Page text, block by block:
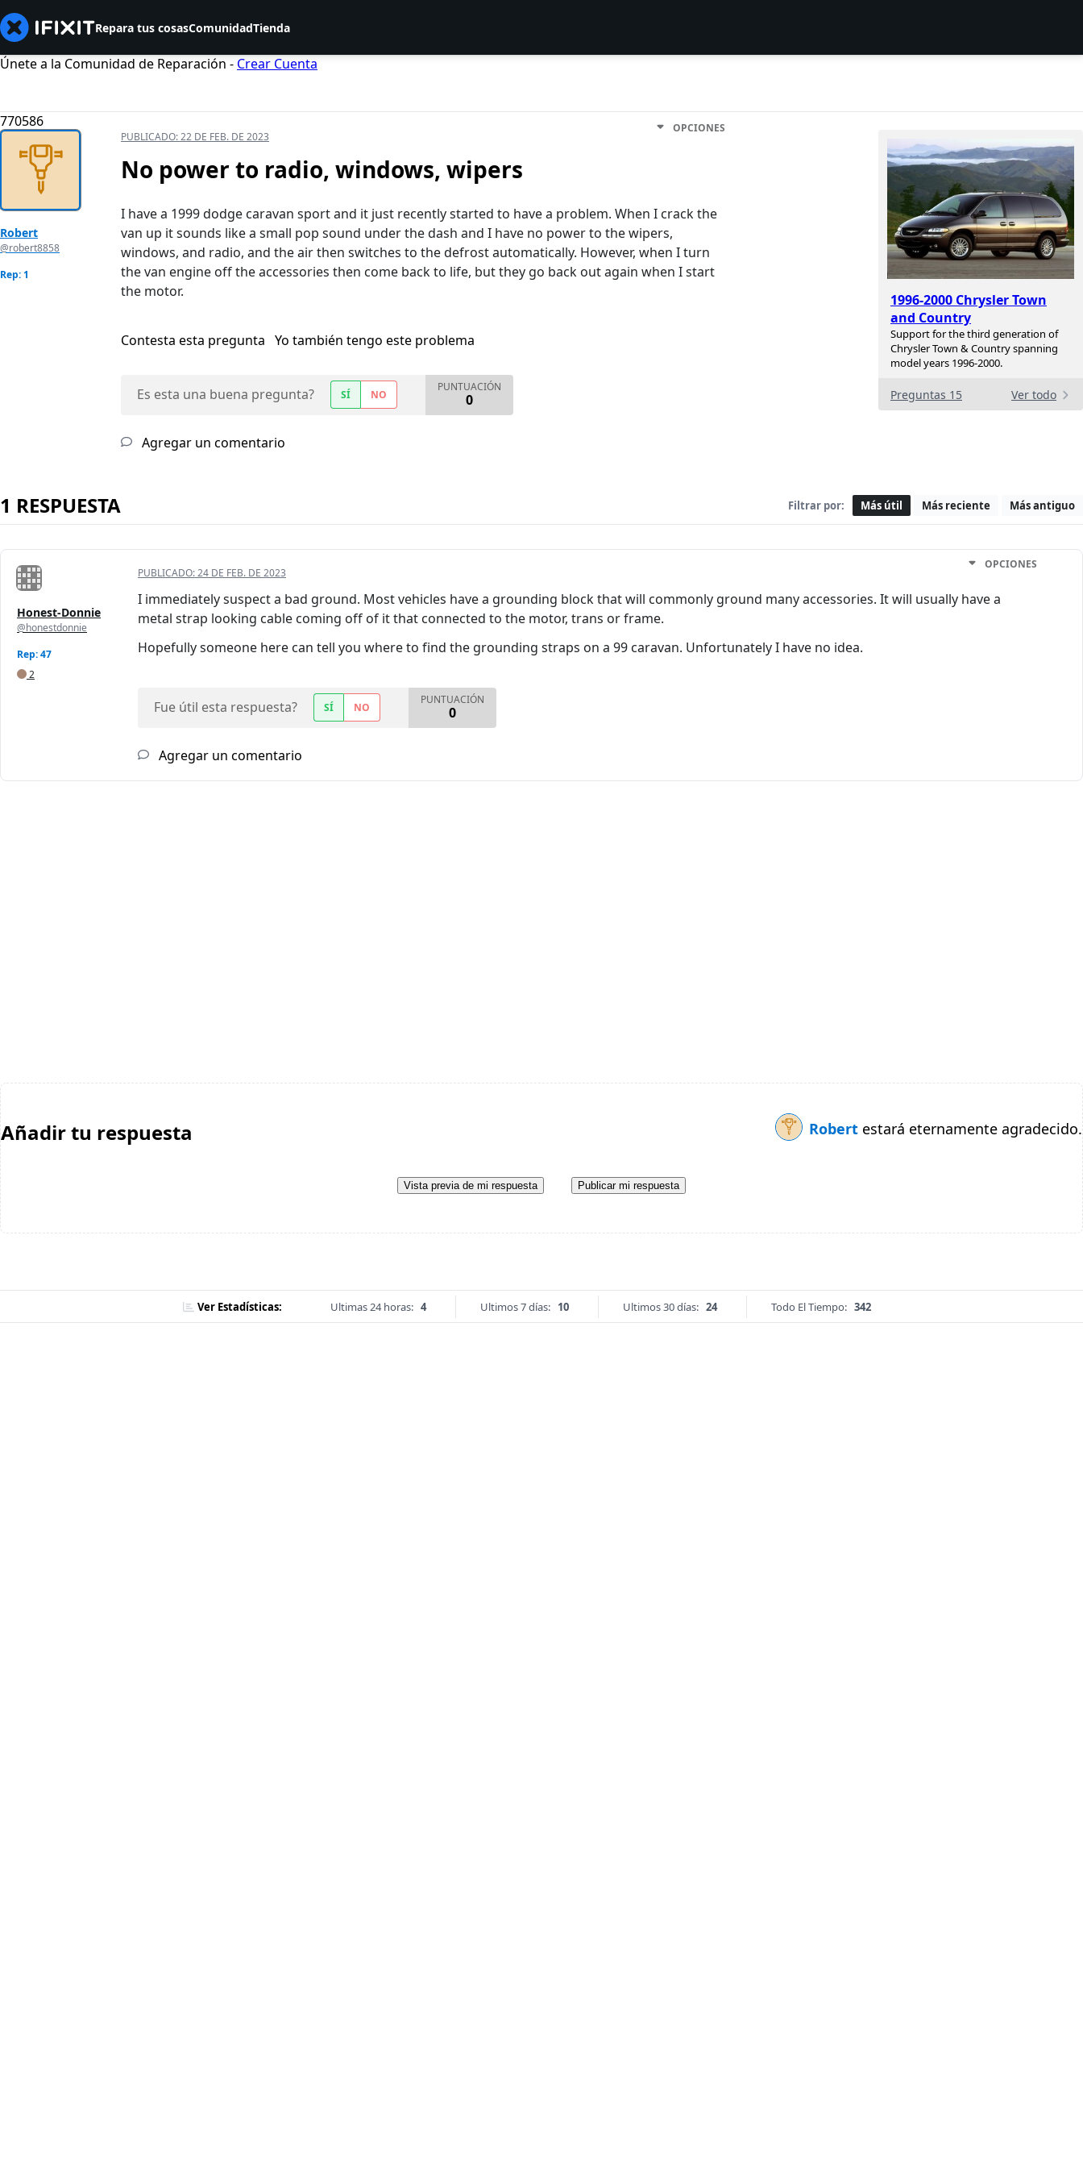
Repara tus cosasComunidadTienda
Únete a la Comunidad de Reparación - Crear Cuenta
770586
1996-2000 Chrysler Town
and Country
Support for the third generation of
Chrysler Town & Country spanning
model years 1996-2000.
Preguntas 15 Ver todo
Robert
@robert8858
Rep: 1
PUBLICADO:22 DE FEB. DE 2023
OPCIONES
No power to radio, windows, wipers
I have a 1999 dodge caravan sport and it just recently started to have a problem. When I crack the
van up it sounds like a small pop sound under the dash and I have no power to the wipers,
windows, and radio, and the air then switches to the defrost automatically. However, when I turn
the van engine off the accessories then come back to life, but they go back out again when I start
the motor.
Contesta esta pregunta Yo también tengo este problema
Es esta una buena pregunta? SÍ NO
PUNTUACIÓN
0
Agregar un comentario
1 RESPUESTA Filtrar por: Más útil Más reciente Más antiguo
Honest-Donnie
@honestdonnie
Rep: 47
2
PUBLICADO:24 DE FEB. DE 2023
OPCIONES
I immediately suspect a bad ground. Most vehicles have a grounding block that will commonly ground many accessories. It will usually have a
metal strap looking cable coming off of it that connected to the motor, trans or frame.
Hopefully someone here can tell you where to find the grounding straps on a 99 caravan. Unfortunately I have no idea.
Fue útil esta respuesta? SÍ NO
PUNTUACIÓN
0
Agregar un comentario
Añadir tu respuesta Robert estará eternamente agradecido.
Vista previa de mi respuesta Publicar mi respuesta
Ver Estadísticas: Ultimas 24 horas: 4 Ultimos 7 días: 10 Ultimos 30 días: 24 Todo El Tiempo: 342